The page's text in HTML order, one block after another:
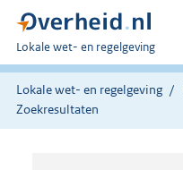
U
bent
hier:
Lokale wet- en regelgeving
Lokale wet- en regelgeving
Zoekresultaten